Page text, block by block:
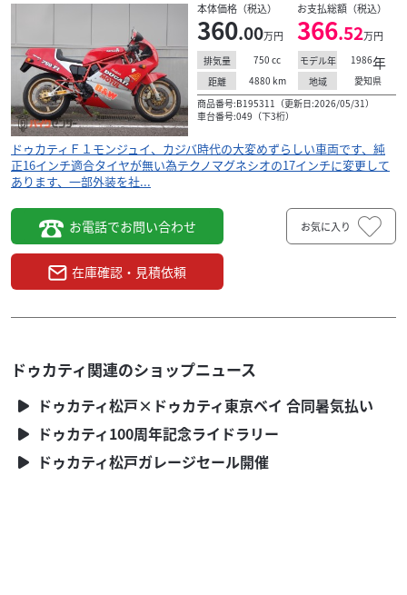
ドゥカティ モトショップ カトウ
750F1 モンジュイ シリアルナンバー４9番
本体価格:360.00万円（税込）
ドゥカティＦ１モンジュイ、カジバ時代の大変めずら
装を社...
本体価格（税込）
360.00万円
お支払総額（税込）
366.52万円
排気量 750 cc モデル年 1986年
距離 4880 km 地域
愛知県
商品番号:B195311（更新日:2026/05/31）
車台番号:049（下3桁）
ドゥカティＦ１モンジュイ、カジバ時代の大変めずらしい車両です、純
正16インチ適合タイヤが無い為テクノマグネシオの17インチに変更して
あります、一部外装を社...
お電話でお問い合わせ
在庫確認・見積依頼
お気に入り
ドゥカティ関連のショップニュース
ドゥカティ松戸×ドゥカティ東京ベイ 合同暑気払い
ドゥカティ100周年記念ライドラリー
ドゥカティ松戸ガレージセール開催